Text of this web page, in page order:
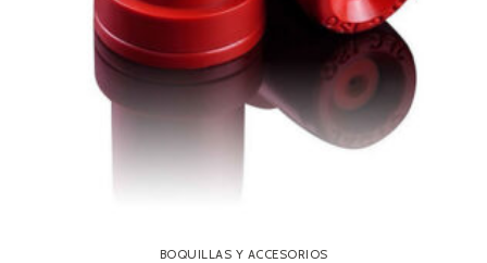
BOQUILLAS Y ACCESORIOS